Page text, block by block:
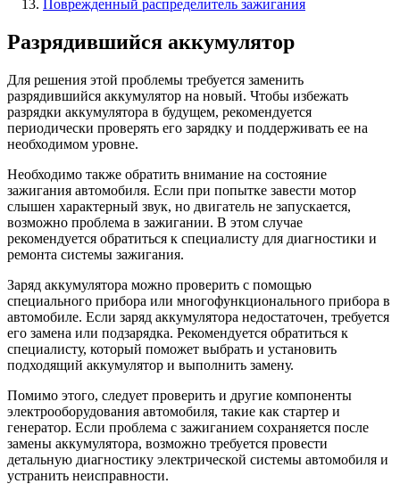
Поврежденный распределитель зажигания
Разрядившийся аккумулятор
Для решения этой проблемы требуется заменить
разрядившийся аккумулятор на новый. Чтобы избежать
разрядки аккумулятора в будущем, рекомендуется
периодически проверять его зарядку и поддерживать ее на
необходимом уровне.
Необходимо также обратить внимание на состояние
зажигания автомобиля. Если при попытке завести мотор
слышен характерный звук, но двигатель не запускается,
возможно проблема в зажигании. В этом случае
рекомендуется обратиться к специалисту для диагностики и
ремонта системы зажигания.
Заряд аккумулятора можно проверить с помощью
специального прибора или многофункционального прибора в
автомобиле. Если заряд аккумулятора недостаточен, требуется
его замена или подзарядка. Рекомендуется обратиться к
специалисту, который поможет выбрать и установить
подходящий аккумулятор и выполнить замену.
Помимо этого, следует проверить и другие компоненты
электрооборудования автомобиля, такие как стартер и
генератор. Если проблема с зажиганием сохраняется после
замены аккумулятора, возможно требуется провести
детальную диагностику электрической системы автомобиля и
устранить неисправности.